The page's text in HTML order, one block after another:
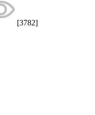
[3782]